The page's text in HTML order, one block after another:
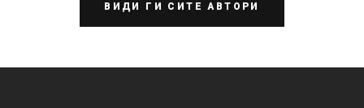
ВИДИ ГИ СИТЕ АВТОРИ